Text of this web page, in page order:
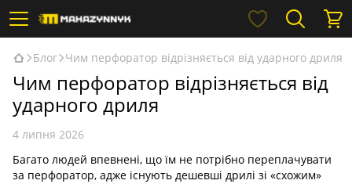
Блог Чим перфоратор відрізняється від ударного дриля
Чим перфоратор відрізняється від
ударного дриля
4 липня 2026
Багато людей впевнені, що їм не потрібно переплачувати
за перфоратор, адже існують дешевші дрилі зі «схожим»